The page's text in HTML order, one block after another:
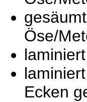
Öse/
Ecken